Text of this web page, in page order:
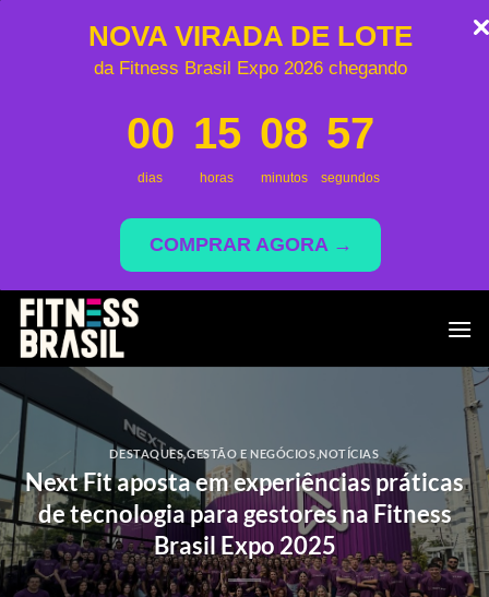
NOVA VIRADA DE LOTE
da Fitness Brasil Expo 2026 chegando
00
dias
15
horas
08
minutos
56
segundos
COMPRAR AGORA →
Skip
content
DESTAQUES,GESTÃO E NEGÓCIOS ,NOTÍCIAS
Next Fit aposta em experiências práticas
de tecnologia para gestores na Fitness
Brasil Expo 2025